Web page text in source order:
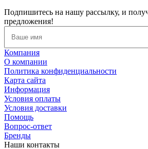
Подпишитесь на нашу рассылку, и
предложения!
Компания
О компании
Политика конфиденциальности
Карта сайта
Информация
Условия оплаты
Условия доставки
Помощь
Вопрос-ответ
Бренды
Наши контакты